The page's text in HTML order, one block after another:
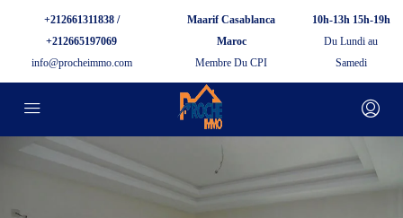
+212661311838 /
+212665197069
info@procheimmo.com
Maarif Casablanca
Maroc
Membre Du CPI
10h-13h 15h-19h
Du Lundi au
Samedi